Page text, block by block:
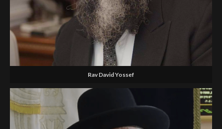
Rav David Yossef